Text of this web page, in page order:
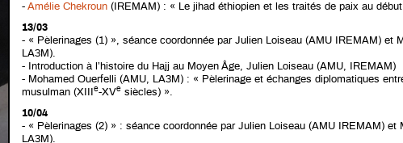
- Amélie Chekroun (IREMAM) : « Le jihad éthiopien et les traités de paix au début
13/03
- « Pèlerinages (1) », séance coordonnée par Julien Loiseau (AMU IREMAM) et
LA3M).
- Introduction à l’histoire du Hajj au Moyen Âge, Julien Loiseau (AMU, IREMAM)
- Mohamed Ouerfelli (AMU, LA3M) : « Pèlerinage et échanges diplomatiques
musulman (XIII
e-XVe siècles) ».
10/04
- « Pèlerinages (2) » : séance coordonnée par Julien Loiseau (AMU IREMAM) et
LA3M).